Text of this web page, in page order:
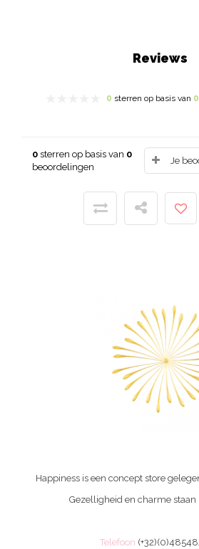
Reviews
0 sterren op basis van 0
0 sterren op basis van 0
beoordelingen
Je
Happiness is een concept store
Gezelligheid en charme staan
Telefoon